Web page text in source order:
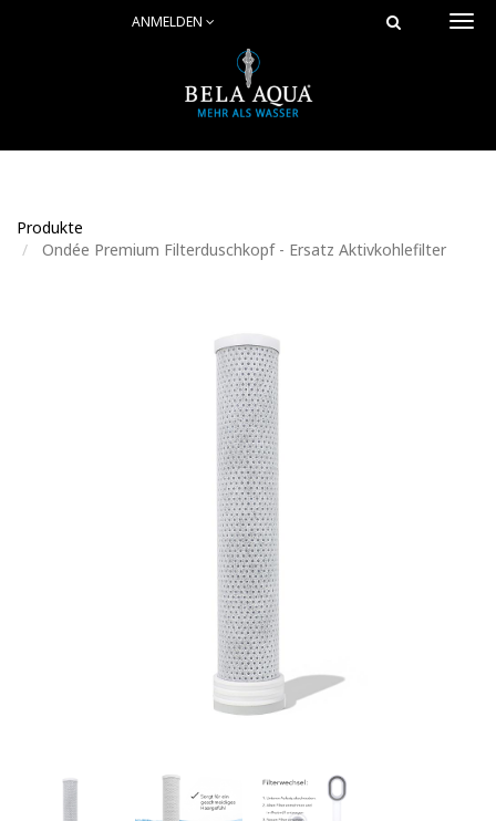
ANMELDEN
Produkte
Ondée Premium Filterduschkopf - Ersatz Aktivkohlefilter